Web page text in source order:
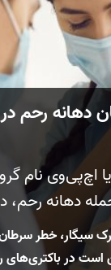
دهانه رحم
یا اچ‌پی‌وی
دهانه رحم،
سیگار، خطر
در باکتری‌های